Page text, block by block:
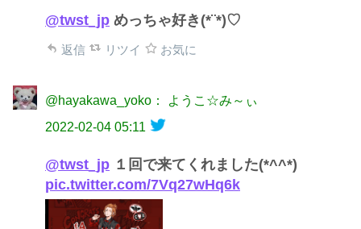
@twst_jp めっちゃ好き(*¨*)♡
返信 リツイ お気に
@hayakawa_yoko： ようこ☆み～ぃ
2022-02-04 05:11
@twst_jp １回で来てくれました(*^^*)
pic.twitter.com/7Vq27wHq6k